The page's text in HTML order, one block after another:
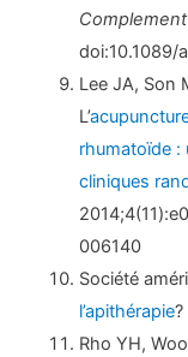
doi:10.1089/
Lee JA, Son
L’
rhumatoïde :
cliniques
006140
Société
l’apithérapie?
Rho YH,